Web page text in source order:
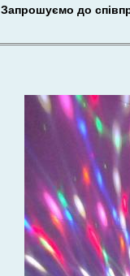
Запрошуємо до